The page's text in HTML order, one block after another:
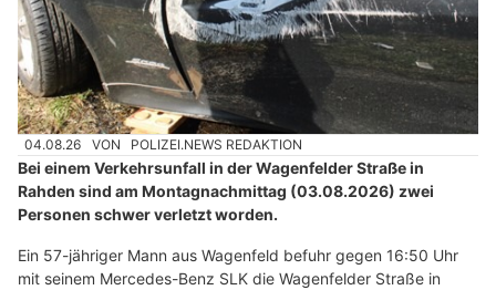
04.08.26 VON POLIZEI.NEWS REDAKTION
Bei einem Verkehrsunfall in der Wagenfelder Straße in
Rahden sind am Montagnachmittag (03.08.2026) zwei
Personen schwer verletzt worden.
Ein 57-jähriger Mann aus Wagenfeld befuhr gegen 16:50 Uhr
mit seinem Mercedes-Benz SLK die Wagenfelder Straße in